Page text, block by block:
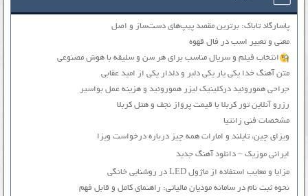
پاسارگاد تاباک: برترین مقصد پیپ‌های دست‌ساز و اصل
معنی و تعبیر اسب در فال قهوه
انتخاب فیلم و سریال مناسب برای هر سن و سلیقه با هوش مصنوعی
متن آهنگ خدا یکی یار یکی دلبر و دلدار یکی از امید عقابی
جراحی هموروئید درکلینیک لیزر هموروئید و هزینه عمل بواسیر
رزرو آنلاین تور کربلا با قیمت پرواز نجف و هتل کربلا
مشخصات فنی زانتیا
ویزای چین، تایلند و امارات همه چیز درباره درخواست ویزا
ایرانی موزیک – دانلود آهنگ جدید
مزایا و معایب استفاده از ماژول LED در روشنایی خانگی
نحوه ثبت نام در سامانه مودیان مالیاتی: راهنمای کامل و قابل فهم